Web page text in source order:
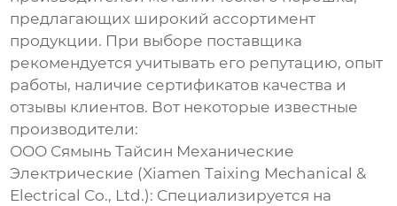
предлагающих широкий ассортимент
продукции. При выборе поставщика
рекомендуется учитывать его репутацию, опыт
работы, наличие сертификатов качества и
отзывы клиентов. Вот некоторые известные
производители:
ООО Сямынь Тайсин Механические
Электрические (Xiamen Taixing Mechanical &
Electrical Co., Ltd.): Специализируется на